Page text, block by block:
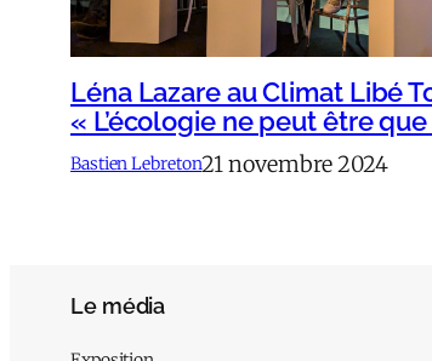
Léna Lazare au Climat Libé
« L’écologie ne peut être
Bastien Lebreton21 novembre 2024
Le média